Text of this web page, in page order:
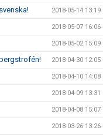
2018-05-14 13:19
2018-05-07 16:06
2018-05-02 15:09
2018-04-30 12:05
2018-04-10 14:08
2018-04-09 13:31
2018-04-08 15:07
2018-03-26 13:26